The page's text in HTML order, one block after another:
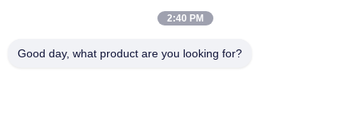
2:40 PM
Good day, what product are you looking for?